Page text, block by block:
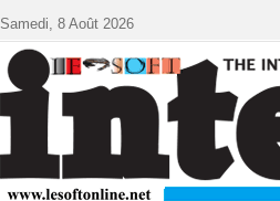
Samedi, 8 Août 2026